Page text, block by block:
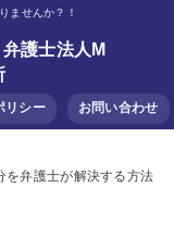
ませんか？！
護士法人M
リシー お問い合わせ
を弁護士が解決する方法